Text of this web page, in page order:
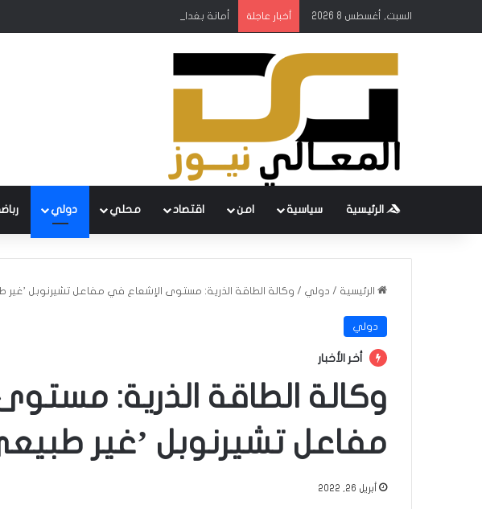
السبت, أغسطس 8 2026 أخبار عاجلة أمانة بغداد: إطلاق مشروع متكامل لتطوير إدارة
الرئيسية سياسية امن اقتصاد محلي دولي
الرئيسية / دولي / وكالة الطاقة الذرية: مستوى الإشعاع في مفاعل تشيرنوبل ’غير
دولي
أخر الأخبار
وكالة الطاقة الذرية:
مفاعل تشيرنوبل ’غير
أبريل 26, 2022